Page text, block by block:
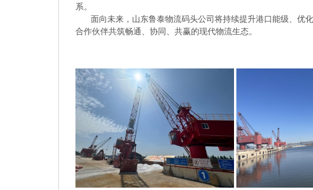
系。
面向未来，山东鲁泰物流码头公司将持续提升港口能级、优
合作伙伴共筑畅通、协同、共赢的现代物流生态。